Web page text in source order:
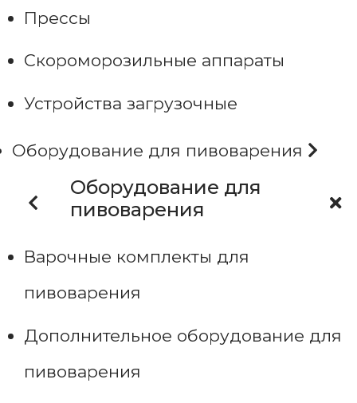
Прессы
Скороморозильные аппараты
Устройства загрузочные
Оборудование для пивоварения
Оборудование для
пивоварения
Варочные комплекты для
пивоварения
Дополнительное оборудование для
пивоварения